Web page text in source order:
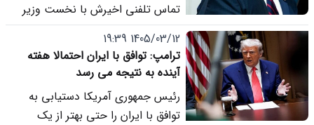
تماس تلفنی اخیرش با نخست وزیر
رژیم صهیونیستی با لحنی تند از ادامه
حملات به لبنان انتقاد کرده، زیرا این
حملات روند مذاکرات با ایران را با خطر
مواجه کرده است.
1405/03/12 19:39
ترامپ: توافق با ایران احتمالا هفته
آینده به نتیجه می رسد
رئیس جمهوری آمریکا دستیابی به
توافق با ایران را حتی بهتر از یک